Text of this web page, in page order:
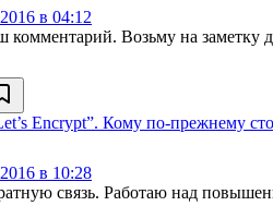
в 04:12
комментарий. Возьму на заметку
Encrypt”. Кому по-прежнему
в 10:28
связь. Работаю над